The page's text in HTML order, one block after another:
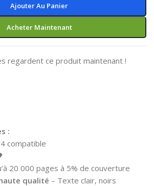
Ajouter Au Panier
Acheter Maintenant
regardent ce produit maintenant !
:
compatible
20 000 pages à 5% de couverture
qualité – Texte clair, noirs